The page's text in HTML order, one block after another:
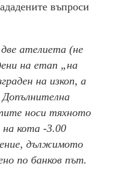
въпроси
ателиета (не
на етап „на
на изкоп, а
носи тяхното
кота -3.00
дължимото
по банков път.